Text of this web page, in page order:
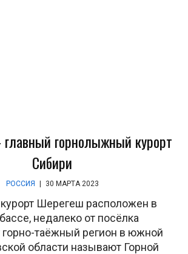
горнолыжный курорт
Сибири
РОССИЯ | 30 МАРТА 2023
Шерегеш расположен в
недалеко от посёлка
горно-таёжный регион в южной
области называют Горной